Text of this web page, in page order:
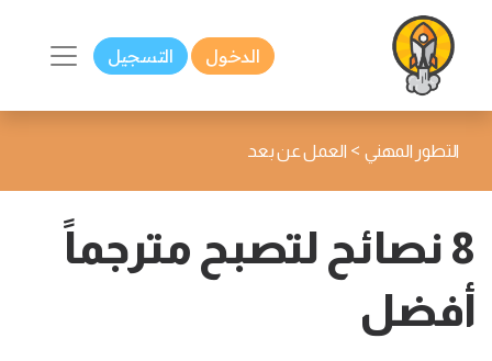
الدخول التسجيل
التطور المهني > العمل عن بعد
8 نصائح لتصبح مترجماً
أفضل